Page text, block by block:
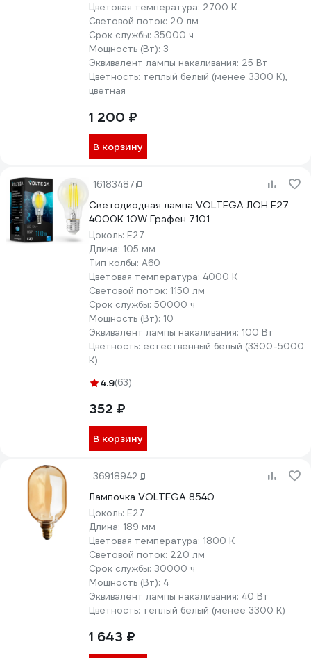
Цветовая температура: 2700 К
Световой поток: 20 лм
Срок службы: 35000 ч
Мощность (Вт): 3
Эквивалент лампы накаливания: 25 Вт
Цветность: теплый белый (менее 3300 К),
цветная
1 200 ₽
В корзину
16183487
Светодиодная лампа VOLTEGA ЛОН Е27
4000К 10W Графен 7101
Цоколь: E27
Длина: 105 мм
Тип колбы: A60
Цветовая температура: 4000 К
Световой поток: 1150 лм
Срок службы: 50000 ч
Мощность (Вт): 10
Эквивалент лампы накаливания: 100 Вт
Цветность: естественный белый (3300-5000
К)
4.9(63)
352 ₽
В корзину
36918942
Лампочка VOLTEGA 8540
Цоколь: E27
Длина: 189 мм
Цветовая температура: 1800 К
Световой поток: 220 лм
Срок службы: 30000 ч
Мощность (Вт): 4
Эквивалент лампы накаливания: 40 Вт
Цветность: теплый белый (менее 3300 К)
1 643 ₽